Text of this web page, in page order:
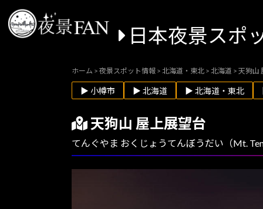
日本夜景スポ
ホーム > 夜景スポット情報 > 北海道・東北 > 北海道 > 天狗山
▶ 小樽市 ▶ 北海道 ▶ 北海道・東北
天狗山 屋上展望台
てんぐやま おくじょうてんぼうだい（Mt.